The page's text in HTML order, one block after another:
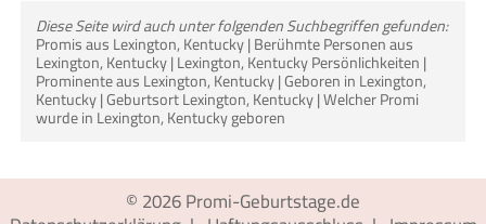
Diese Seite wird auch unter folgenden Suchbegriffen gefunden:
Promis aus Lexington, Kentucky | Berühmte Personen aus
Lexington, Kentucky | Lexington, Kentucky Persönlichkeiten |
Prominente aus Lexington, Kentucky | Geboren in Lexington,
Kentucky | Geburtsort Lexington, Kentucky | Welcher Promi
wurde in Lexington, Kentucky geboren
© 2026Promi-Geburtstage.de